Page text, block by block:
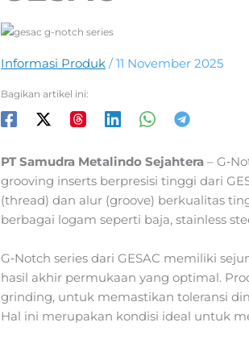
Informasi Produk /11 November 2025
Bagikan artikel ini:
PT Samudra Metalindo Sejahtera–
grooving inserts berpresisi tinggi dari
(thread) dan alur (groove) berkualitas
berbagai logam seperti baja, stainless
G‑Notch series dari GESAC memiliki
hasil akhir permukaan yang optimal.
grinding, untuk memastikan toleransi
Hal ini merupakan kondisi ideal untuk